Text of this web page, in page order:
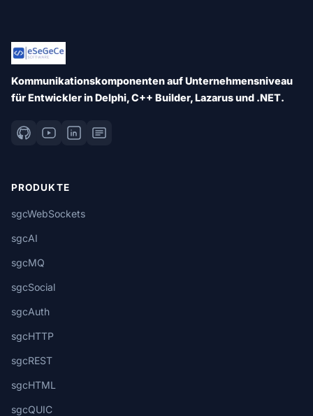
Kommunikationskomponenten auf Unternehmensniveau
für Entwickler in Delphi, C++ Builder, Lazarus und .NET.
PRODUKTE
sgcWebSockets
sgcAI
sgcMQ
sgcSocial
sgcAuth
sgcHTTP
sgcREST
sgcHTML
sgcQUIC